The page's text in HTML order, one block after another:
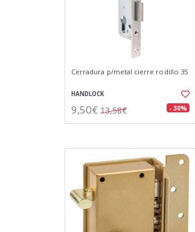
Cerradura p/metal cierre rodillo 35
HANDLOCK
9,50€ 13,58€ - 30%